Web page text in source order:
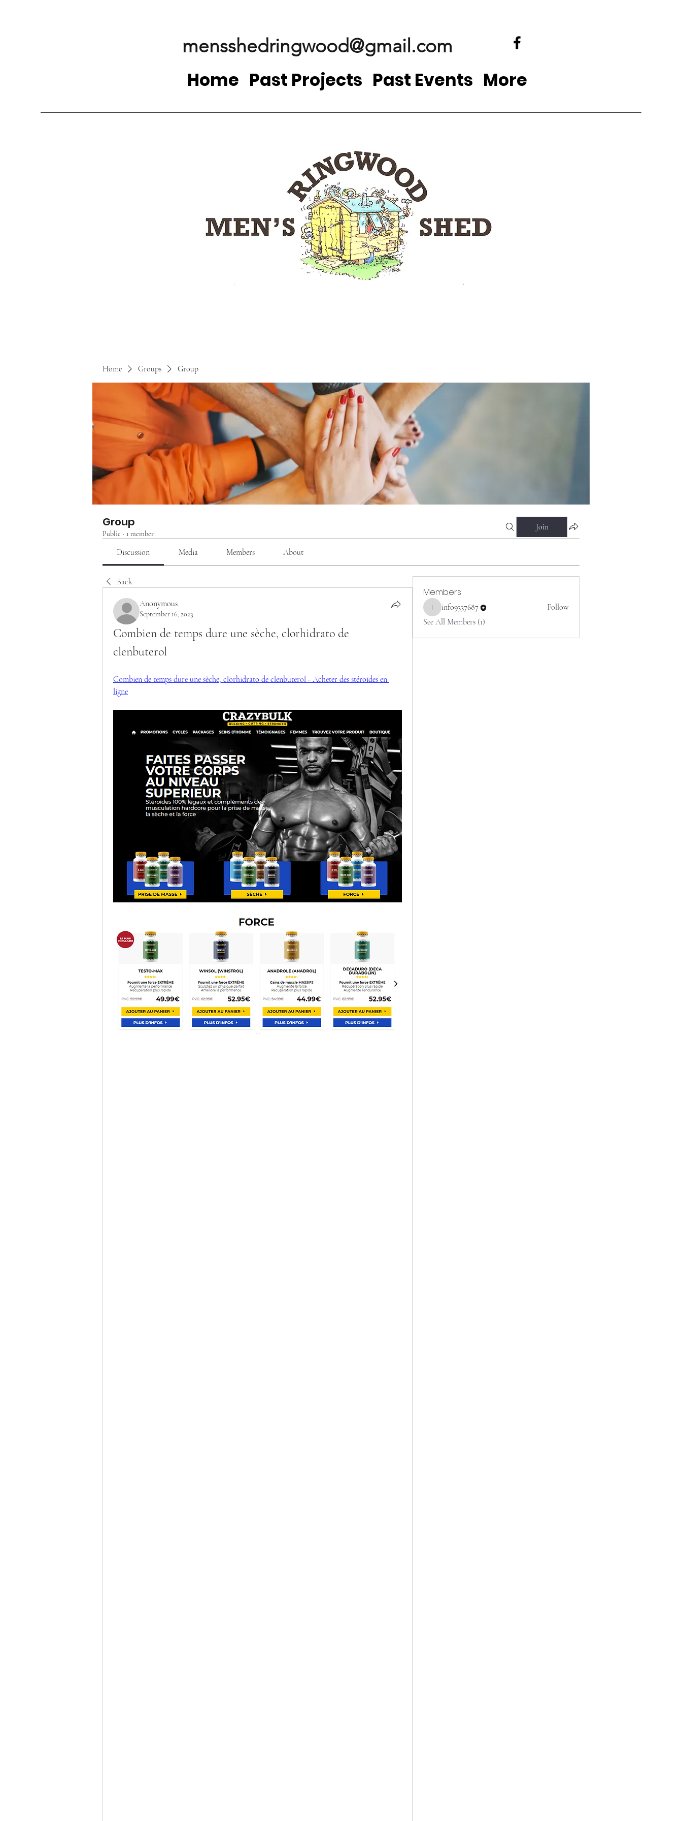
mensshedringwood@gmail.com
Home Past Projects Past Events More
Home Groups Group
Group
Public · 1 member
Join
Discussion Media Members About
Back
Anonymous
September 16, 2023
Combien de temps dure une sèche, clorhidrato de
clenbuterol
Combien de temps dure une sèche, clorhidrato de clenbuterol - Acheter des stéroïdes en
ligne
Members
info9337687
info9337687
Follow
See All Members (1)